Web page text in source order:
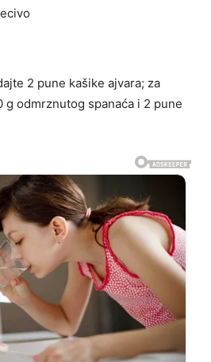
2 pune kašike ajvara; za
odmrznutog spanaća i 2 pune